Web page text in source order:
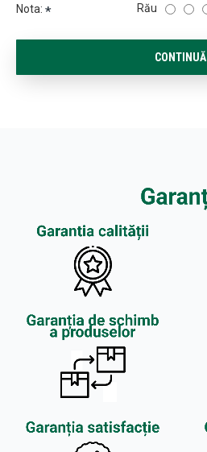
Nota:
Rău
CONTINUĂ